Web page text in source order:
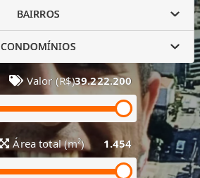
BAIRROS
CONDOMÍNIOS
Valor (R$)39.222.200
Área total (m²) 1.454